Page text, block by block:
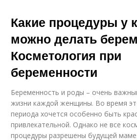
Какие процедуры у
можно делать
Косметология при
беременности
Беременность и роды – очень
жизни каждой женщины. Во время
периода хочется особенно быть
привлекательной. Однако не все
процедуры разрешены будущей маме.